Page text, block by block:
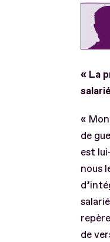
« La
«
de
est
nous
de